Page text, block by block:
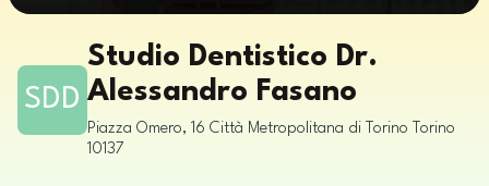
SDD
Studio Dentistico Dr.
Alessandro Fasano
Piazza Omero, 16 Città Metropolitana di Torino Torino
10137